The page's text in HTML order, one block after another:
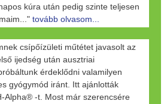
kúra után pedig szinte teljesen
tovább olvasom...
csípőízületi műtétet javasolt az
ijedség után ausztriai
érdeklődni valamilyen
gyógymód iránt. Itt ajánlották
Alpha® -t. Most már szerencsére